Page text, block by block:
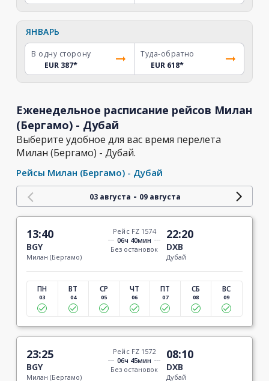
ЯНВАРЬ
В одну сторону
EUR 387*
Туда-обратно
EUR 618*
Еженедельное расписание рейсов Милан
(Бергамо) - Дубай
Выберите удобное для вас время перелета
Милан (Бергамо) - Дубай.
Рейсы Милан (Бергамо) - Дубай
03 августа - 09 августа
13:40
BGY
Милан (Бергамо)
Рейс FZ 1574
06ч 40мин
Без остановок
22:20
DXB
Дубай
ПН
03
ВТ
04
СР
05
ЧТ
06
ПТ
07
СБ
08
ВС
09
23:25
BGY
Милан (Бергамо)
Рейс FZ 1572
06ч 45мин
Без остановок
08:10
DXB
Дубай